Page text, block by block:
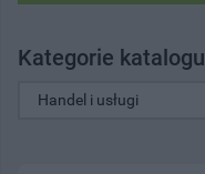
Kategorie katalogu